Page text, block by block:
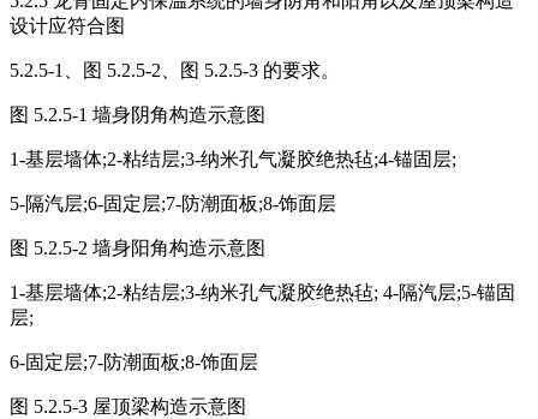
设计应符合图
5.2.5-1、图 5.2.5-2、图 5.2.5-3 的要求。
图 5.2.5-1 墙身阴角构造示意图
1-基层墙体;2-粘结层;3-纳米孔气凝胶绝热毡;4-锚固层;
5-隔汽层;6-固定层;7-防潮面板;8-饰面层
图 5.2.5-2 墙身阳角构造示意图
1-基层墙体;2-粘结层;3-纳米孔气凝胶绝热毡; 4-隔汽层;5-锚固
层;
6-固定层;7-防潮面板;8-饰面层
图 5.2.5-3 屋顶梁构造示意图